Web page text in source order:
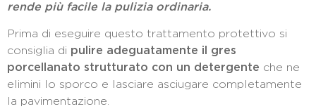
rende più facile la pulizia ordinaria.
Prima di eseguire questo trattamento protettivo si
consiglia di pulire adeguatamente il gres
porcellanato strutturato con un detergente che ne
elimini lo sporco e lasciare asciugare completamente
la pavimentazione.